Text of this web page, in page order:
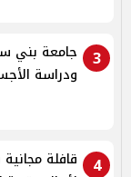
3
جامعة بني
ودراسة
4